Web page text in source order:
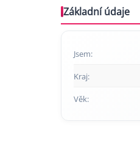
Základní údaje
Jsem:
Kraj:
Věk: